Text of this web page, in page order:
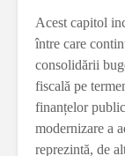
Acest capitol
între care
consolidării
fiscală pe
finanțelor
modernizare a
reprezintă, de